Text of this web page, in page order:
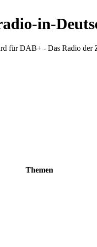
in-
für DAB+ - Das Radio der
Themen